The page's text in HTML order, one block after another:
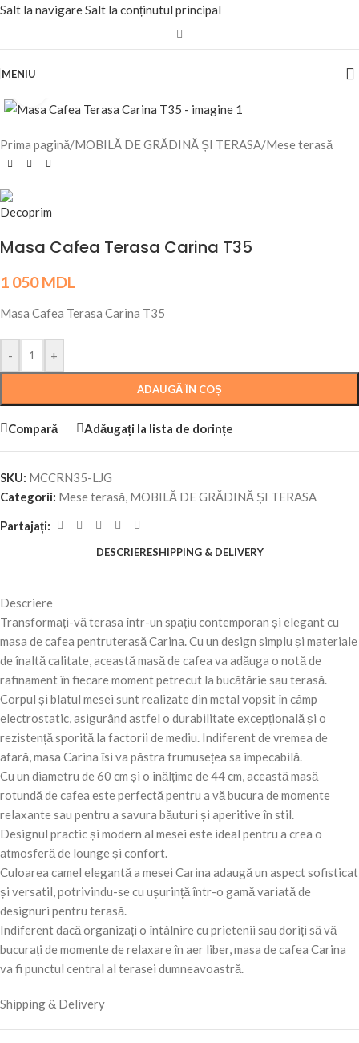
Salt la navigareSalt la conținutul principal
MENIU
Prima pagină/MOBILĂ DE GRĂDINĂ ȘI TERASA/Mese terasă
Masa Cafea Terasa Carina T35
1 050MDL
Masa Cafea Terasa Carina T35
- +
ADAUGĂ ÎN COȘ
Compară Adăugați la lista de dorințe
SKU: MCCRN35-LJG
Categorii: Mese terasă, MOBILĂ DE GRĂDINĂ ȘI TERASA
Partajați:
DESCRIERESHIPPING & DELIVERY
Descriere
Transformați-vă terasa într-un spațiu contemporan și elegant cu
masa de cafea pentruterasă Carina. Cu un design simplu și materiale
de înaltă calitate, această masă de cafea va adăuga o notă de
rafinament în fiecare moment petrecut la bucătărie sau terasă.
Corpul și blatul mesei sunt realizate din metal vopsit în câmp
electrostatic, asigurând astfel o durabilitate excepțională și o
rezistență sporită la factorii de mediu. Indiferent de vremea de
afară, masa Carina îsi va păstra frumusețea sa impecabilă.
Cu un diametru de 60 cm și o înălțime de 44 cm, această masă
rotundă de cafea este perfectă pentru a vă bucura de momente
relaxante sau pentru a savura băuturi și aperitive în stil.
Designul practic și modern al mesei este ideal pentru a crea o
atmosferă de lounge și confort.
Culoarea camel elegantă a mesei Carina adaugă un aspect sofisticat
și versatil, potrivindu-se cu ușurință într-o gamă variată de
designuri pentru terasă.
Indiferent dacă organizați o întâlnire cu prietenii sau doriți să vă
bucurați de momente de relaxare în aer liber, masa de cafea Carina
va fi punctul central al terasei dumneavoastră.
Shipping & Delivery